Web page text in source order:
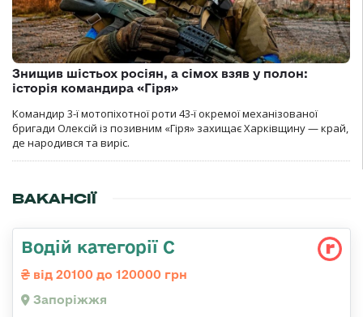
Знищив шістьох росіян, а сімох взяв у полон:
історія командира «Гіря»
Командир 3-ї мотопіхотної роти 43-ї окремої механізованої
бригади Олексій із позивним «Гіря» захищає Харківщину — край,
де народився та виріс.
ВАКАНСІЇ
Водій категорії С
від 20100 до 120000 грн
Запоріжжя